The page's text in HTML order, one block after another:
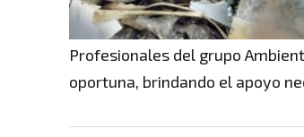
Profesionales del grupo
oportuna, brindando el apoyo